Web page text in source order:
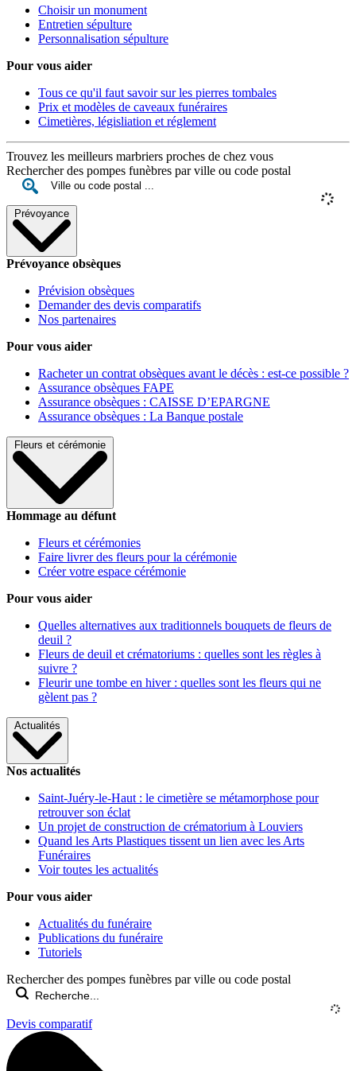
Choisir un monument
Entretien sépulture
Personnalisation sépulture
Pour vous aider
Tous ce qu'il faut savoir sur les pierres tombales
Prix et modèles de caveaux funéraires
Cimetières, législiation et réglement
Trouvez les meilleurs marbriers proches de chez vous
Rechercher des pompes funèbres par ville ou code postal
Prévoyance
Prévoyance obsèques
Prévision obsèques
Demander des devis comparatifs
Nos partenaires
Pour vous aider
Racheter un contrat obsèques avant le décès : est-ce possible ?
Assurance obsèques FAPE
Assurance obsèques : CAISSE D’EPARGNE
Assurance obsèques : La Banque postale
Fleurs et cérémonie
Hommage au défunt
Fleurs et cérémonies
Faire livrer des fleurs pour la cérémonie
Créer votre espace cérémonie
Pour vous aider
Quelles alternatives aux traditionnels bouquets de fleurs de
deuil ?
Fleurs de deuil et crématoriums : quelles sont les règles à
suivre ?
Fleurir une tombe en hiver : quelles sont les fleurs qui ne
gèlent pas ?
Actualités
Nos actualités
Saint-Juéry-le-Haut : le cimetière se métamorphose pour
retrouver son éclat
Un projet de construction de crématorium à Louviers
Quand les Arts Plastiques tissent un lien avec les Arts
Funéraires
Voir toutes les actualités
Pour vous aider
Actualités du funéraire
Publications du funéraire
Tutoriels
Rechercher des pompes funèbres par ville ou code postal
Devis comparatif